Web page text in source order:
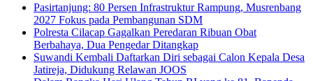
Pasirtanjung: 80 Persen Infrastruktur Rampung, Musrenbang
2027 Fokus pada Pembangunan SDM
Polresta Cilacap Gagalkan Peredaran Ribuan Obat
Berbahaya, Dua Pengedar Ditangkap
Suwandi Kembali Daftarkan Diri sebagai Calon Kepala Desa
Jatireja, Didukung Relawan JOOS